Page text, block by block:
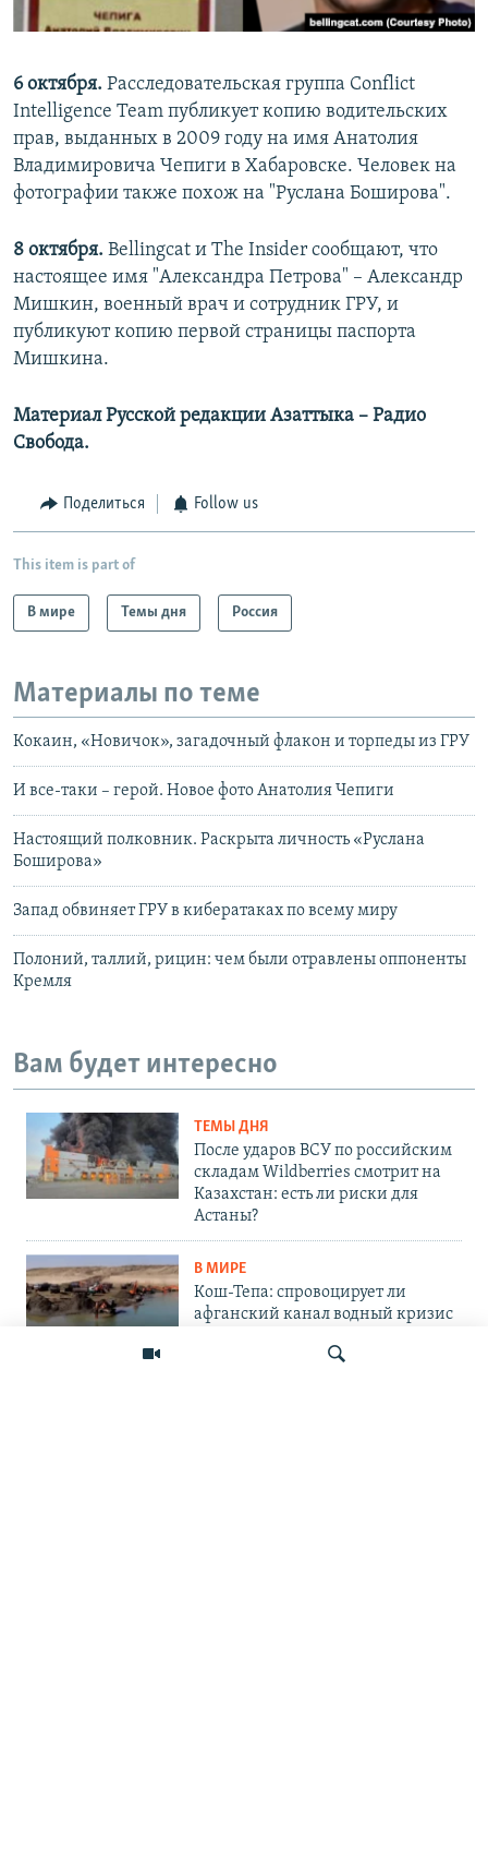
6 октября. Расследовательская группа Conflict
Intelligence Team публикует копию водительских
прав, выданных в 2009 году на имя Анатолия
Владимировича Чепиги в Хабаровске. Человек на
фотографии также похож на "Руслана Боширова".
8 октября. Bellingcat и The Insider сообщают, что
настоящее имя "Александра Петрова" – Александр
Мишкин, военный врач и сотрудник ГРУ, и
публикуют копию первой страницы паспорта
Мишкина.
Материал Русской редакции Азаттыка – Радио
Свобода.
Поделиться Follow us
This item is part of
В мире Темы дня Россия
Материалы по теме
Кокаин, «Новичок», загадочный флакон и торпеды из ГРУ
И все-таки – герой. Новое фото Анатолия Чепиги
Настоящий полковник. Раскрыта личность «Руслана
Боширова»
Запад обвиняет ГРУ в кибератаках по всему миру
Полоний, таллий, рицин: чем были отравлены оппоненты
Кремля
Вам будет интересно
ТЕМЫ ДНЯ
После ударов ВСУ по российским
складам Wildberries смотрит на
Казахстан: есть ли риски для
Астаны?
В МИРЕ
Кош-Тепа: спровоцирует ли
афганский канал водный кризис